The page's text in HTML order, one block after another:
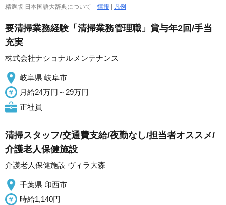
精選版 日本国語大辞典について情報 | 凡例
要清掃業務経験「清掃業務管理職」賞与年2回/手当
充実
株式会社ナショナルメンテナンス
岐阜県 岐阜市
月給24万円～29万円
正社員
清掃スタッフ/交通費支給/夜勤なし/担当者オススメ/
介護老人保健施設
介護老人保健施設 ヴィラ大森
千葉県 印西市
時給1,140円